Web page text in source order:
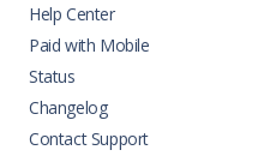
Help Center
Paid with Mobile
Status
Changelog
Contact Support